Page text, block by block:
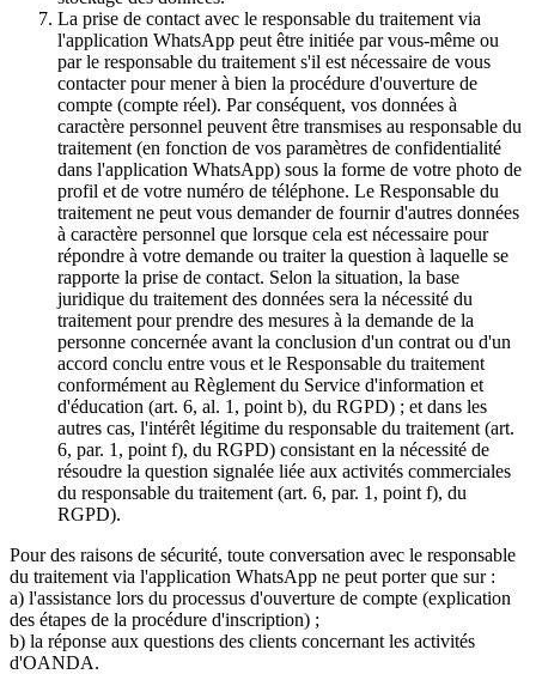
La prise de contact avec le responsable du traitement via
l'application WhatsApp peut être initiée par vous-même ou
par le responsable du traitement s'il est nécessaire de vous
contacter pour mener à bien la procédure d'ouverture de
compte (compte réel). Par conséquent, vos données à
caractère personnel peuvent être transmises au responsable du
traitement (en fonction de vos paramètres de confidentialité
dans l'application WhatsApp) sous la forme de votre photo de
profil et de votre numéro de téléphone. Le Responsable du
traitement ne peut vous demander de fournir d'autres données
à caractère personnel que lorsque cela est nécessaire pour
répondre à votre demande ou traiter la question à laquelle se
rapporte la prise de contact. Selon la situation, la base
juridique du traitement des données sera la nécessité du
traitement pour prendre des mesures à la demande de la
personne concernée avant la conclusion d'un contrat ou d'un
accord conclu entre vous et le Responsable du traitement
conformément au Règlement du Service d'information et
d'éducation (art. 6, al. 1, point b), du RGPD) ; et dans les
autres cas, l'intérêt légitime du responsable du traitement (art.
6, par. 1, point f), du RGPD) consistant en la nécessité de
résoudre la question signalée liée aux activités commerciales
du responsable du traitement (art. 6, par. 1, point f), du
RGPD).
Pour des raisons de sécurité, toute conversation avec le responsable
du traitement via l'application WhatsApp ne peut porter que sur :
a) l'assistance lors du processus d'ouverture de compte (explication
des étapes de la procédure d'inscription) ;
b) la réponse aux questions des clients concernant les activités
d'OANDA.